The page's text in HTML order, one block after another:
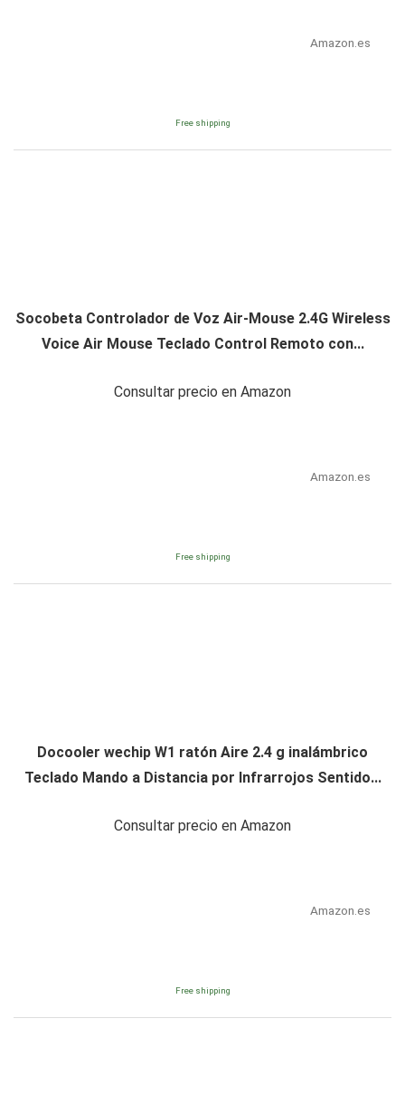
Amazon.es
Free shipping
Socobeta Controlador de Voz Air-Mouse 2.4G Wireless
Voice Air Mouse Teclado Control Remoto con...
Consultar precio en Amazon
Amazon.es
Free shipping
Docooler wechip W1 ratón Aire 2.4 g inalámbrico
Teclado Mando a Distancia por Infrarrojos Sentido...
Consultar precio en Amazon
Amazon.es
Free shipping